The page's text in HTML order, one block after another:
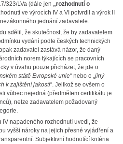
323/LVa (dále jen „rozhodnutí o
ve výrocích IV a VI potvrdil a výrok II
jednání zadavatele.
sdělil, že skutečnost, že by zadavatelem
vydání podle českých technických
zadavatel zastává názor, že daný
norem týkajících se pracovních
v úvahu pouze přicházet, že jde o
státě Evropské unie“ nebo o „jiný
k zajištění jakosti“. Jelikož se ovšem o
vůbec nejedná (předmětem certifikátu je
nelze zadavatelem požadovaný
IV napadeného rozhodnutí uvedl, že
vyšší nároky na jejich přesné vyjádření a
Subjektivní hodnotící kritéria